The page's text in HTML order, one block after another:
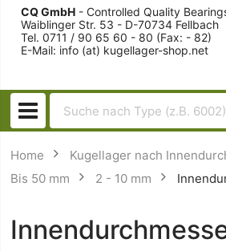
CQ GmbH - Controlled Quality
Waiblinger Str. 53 - D-70734 Fellbach
Tel. 0711 / 90 65 60 - 80 (Fax: - 82)
E-Mail: info (at) kugellager-shop.net
Home
Kugellager nach
Bis 50 mm
2 - 10 mm